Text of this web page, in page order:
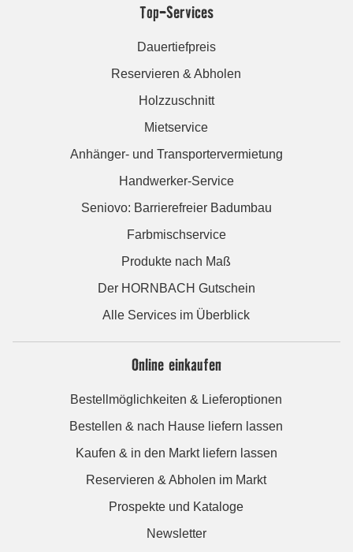
Top-Services
Dauertiefpreis
Reservieren & Abholen
Holzzuschnitt
Mietservice
Anhänger- und Transportervermietung
Handwerker-Service
Seniovo: Barrierefreier Badumbau
Farbmischservice
Produkte nach Maß
Der HORNBACH Gutschein
Alle Services im Überblick
Online einkaufen
Bestellmöglichkeiten & Lieferoptionen
Bestellen & nach Hause liefern lassen
Kaufen & in den Markt liefern lassen
Reservieren & Abholen im Markt
Prospekte und Kataloge
Newsletter